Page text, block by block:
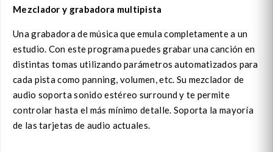
Mezclador y grabadora multipista
Una grabadora de música que emula completamente a un
estudio. Con este programa puedes grabar una canción en
distintas tomas utilizando parámetros automatizados para
cada pista como panning, volumen, etc. Su mezclador de
audio soporta sonido estéreo surround y te permite
controlar hasta el más mínimo detalle. Soporta la mayoría
de las tarjetas de audio actuales.